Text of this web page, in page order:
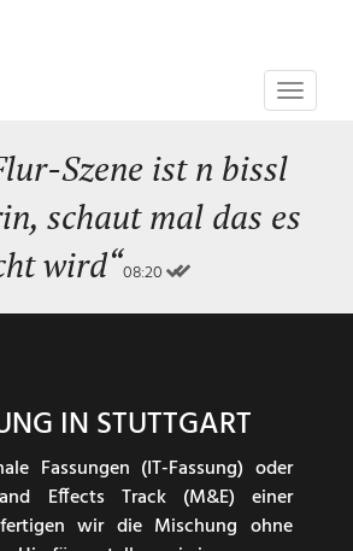
Toggle
Szene ist n bissl
schaut mal das es
wird“08:20
IN STUTTGART
Fassungen (IT-Fassung) oder
Effects Track (M&E) einer
wir die Mischung ohne